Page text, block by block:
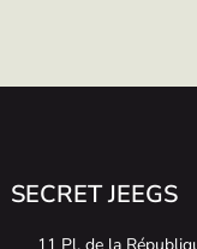
SECRET JEEGS